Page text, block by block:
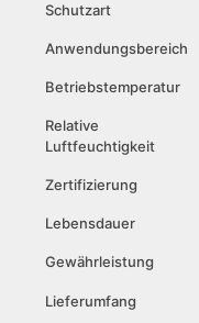
Schutzart
Anwendungsbereich
Betriebstemperatur
Relative
Luftfeuchtigkeit
Zertifizierung
Lebensdauer
Gewährleistung
Lieferumfang